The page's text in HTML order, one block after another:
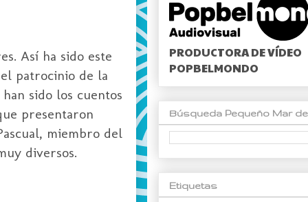
Así ha sido este
patrocinio de la
sido los cuentos
presentaron
miembro del
diversos.
PRODUCTORA DE VÍDEO
POPBELMONDO
Búsqueda Pequeño Mar
Etiquetas